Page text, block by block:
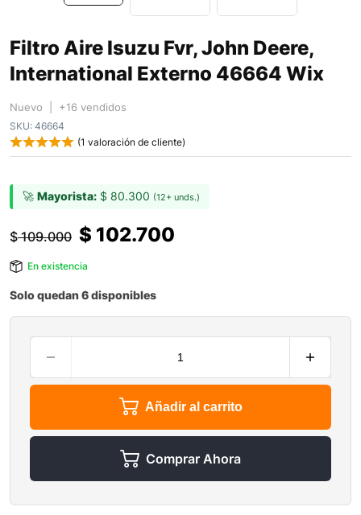
Filtro Aire Isuzu Fvr, John Deere,
International Externo 46664 Wix
Nuevo | +16 vendidos
SKU: 46664
(1 valoración de cliente)
🚀 Mayorista: $ 80.300 (12+ unds.)
$109.000 $ 102.700
En existencia
Solo quedan 6 disponibles
Añadir al carrito
Comprar Ahora